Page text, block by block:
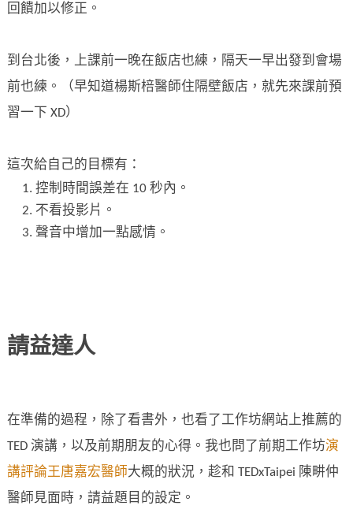
回饋加以修正。
到台北後，上課前一晚在飯店也練，隔天一早出發到會場
前也練。（早知道楊斯棓醫師住隔壁飯店，就先來課前預
習一下 XD）
這次給自己的目標有：
控制時間誤差在 10 秒內。
不看投影片。
聲音中增加一點感情。
請益達人
在準備的過程，除了看書外，也看了工作坊網站上推薦的
TED 演講，以及前期朋友的心得。我也問了前期工作坊演
講評論王唐嘉宏醫師大概的狀況，趁和 TEDxTaipei 陳畊仲
醫師見面時，請益題目的設定。